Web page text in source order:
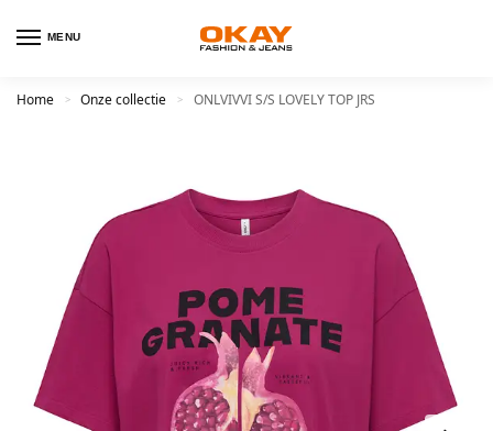
MENU
Home > Onze collectie > ONLVIVVI S/S LOVELY TOP JRS